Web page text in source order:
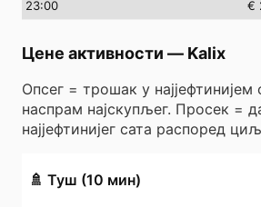
23:00 €
Цене активности — Kalix
Опсег = трошак у најјефтинијем
наспрам најскупљег. Просек =
најјефтинијег сата распоред
🚿 Туш (10 мин)